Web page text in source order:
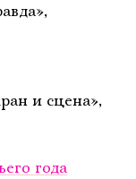
и сцена»,
года